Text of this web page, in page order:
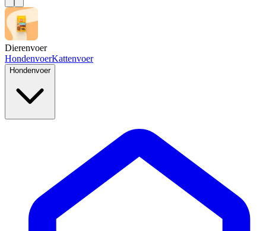
Dierenvoer
HondenvoerKattenvoer
Hondenvoer